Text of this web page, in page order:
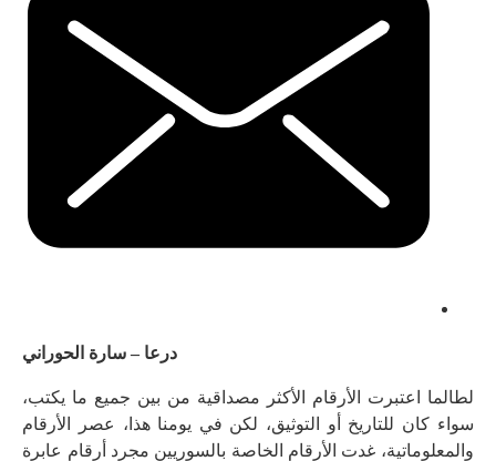
درعا – سارة الحوراني
لطالما اعتبرت الأرقام الأكثر مصداقية من بين جميع ما يكتب،
سواء كان للتاريخ أو التوثيق، لكن في يومنا هذا، عصر الأرقام
والمعلوماتية، غدت الأرقام الخاصة بالسوريين مجرد أرقام عابرة